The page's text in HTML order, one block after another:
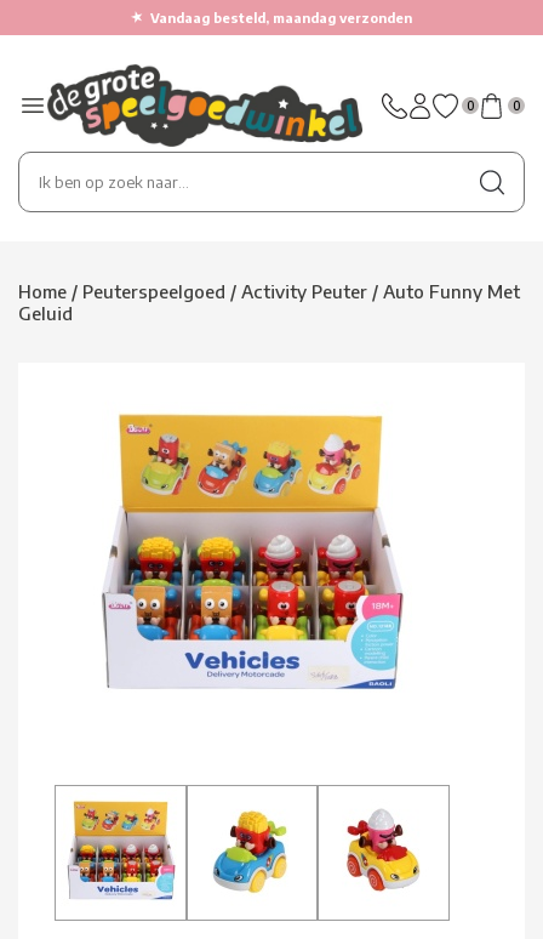
★ Vandaag besteld, maandag verzonden
0 0
Home / Peuterspeelgoed / Activity Peuter / Auto Funny Met
Geluid